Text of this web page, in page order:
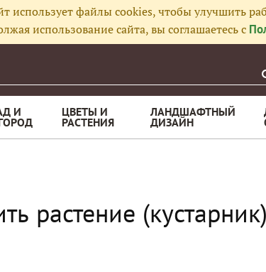
использует файлы cookies, чтобы улучшить
использование сайта, вы соглашаетесь с
И ЦВЕТЫ И
РАСТЕНИЯ
ЛАНДШАФТНЫЙ
ДИЗАЙН
растение